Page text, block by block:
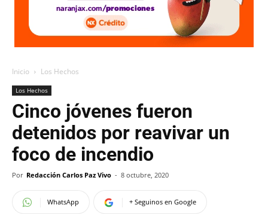
Inicio Los Hechos
Los Hechos
Cinco jóvenes fueron
detenidos por reavivar un
foco de incendio
Por Redacción Carlos Paz Vivo - 8 octubre, 2020
WhatsApp + Seguinos en Google